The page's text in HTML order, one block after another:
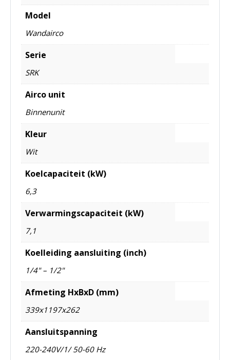
Model
Wandairco
Serie
SRK
Airco unit
Binnenunit
Kleur
Wit
Koelcapaciteit (kW)
6,3
Verwarmingscapaciteit (kW)
7,1
Koelleiding aansluiting (inch)
1/4" – 1/2"
Afmeting HxBxD (mm)
339x1197x262
Aansluitspanning
220-240V/1/ 50-60 Hz